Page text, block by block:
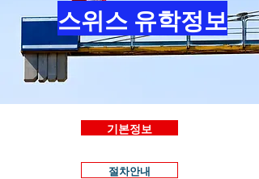
스위스 유학정보
기본정보
절차안내